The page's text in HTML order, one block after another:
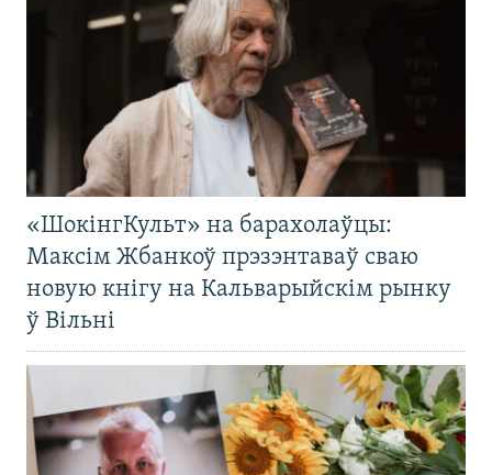
«ШокінгКульт» на барахолаўцы:
Максім Жбанкоў прэзэнтаваў сваю
новую кнігу на Кальварыйскім рынку
ў Вільні